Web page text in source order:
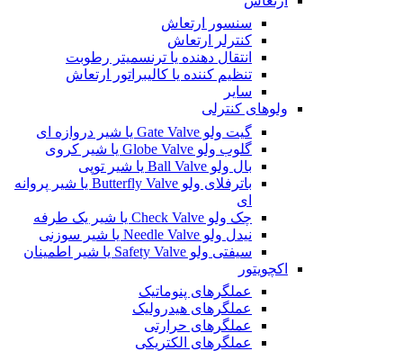
سنسور ارتعاش
کنترلر ارتعاش
انتقال دهنده یا ترنسمیتر رطوبت
تنظیم کننده یا کالیبراتور ارتعاش
سایر
ولوهای کنترلی
گیت ولو Gate Valve یا شیر دروازه ای
گلوب ولو Globe Valve یا شیر کروی
بال ولو Ball Valve یا شیر توپی
باترفلای ولو Butterfly Valve یا شیر پروانه
ای
چک ولو Check Valve یا شیر یک طرفه
نیدل ولو Needle Valve یا شیر سوزنی
سیفتی ولو Safety Valve یا شیر اطمینان
اکچویتور
عملگرهای پنوماتیک
عملگرهای هیدرولیک
عملگرهای حرارتی
عملگرهای الکتریکی